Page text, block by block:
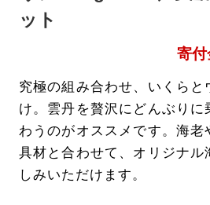
ット
寄
究極の組み合わせ、いくらと
け。雲丹を贅沢にどんぶりに
わうのがオススメです。海
具材と合わせて、オリジナル
しみいただけます。